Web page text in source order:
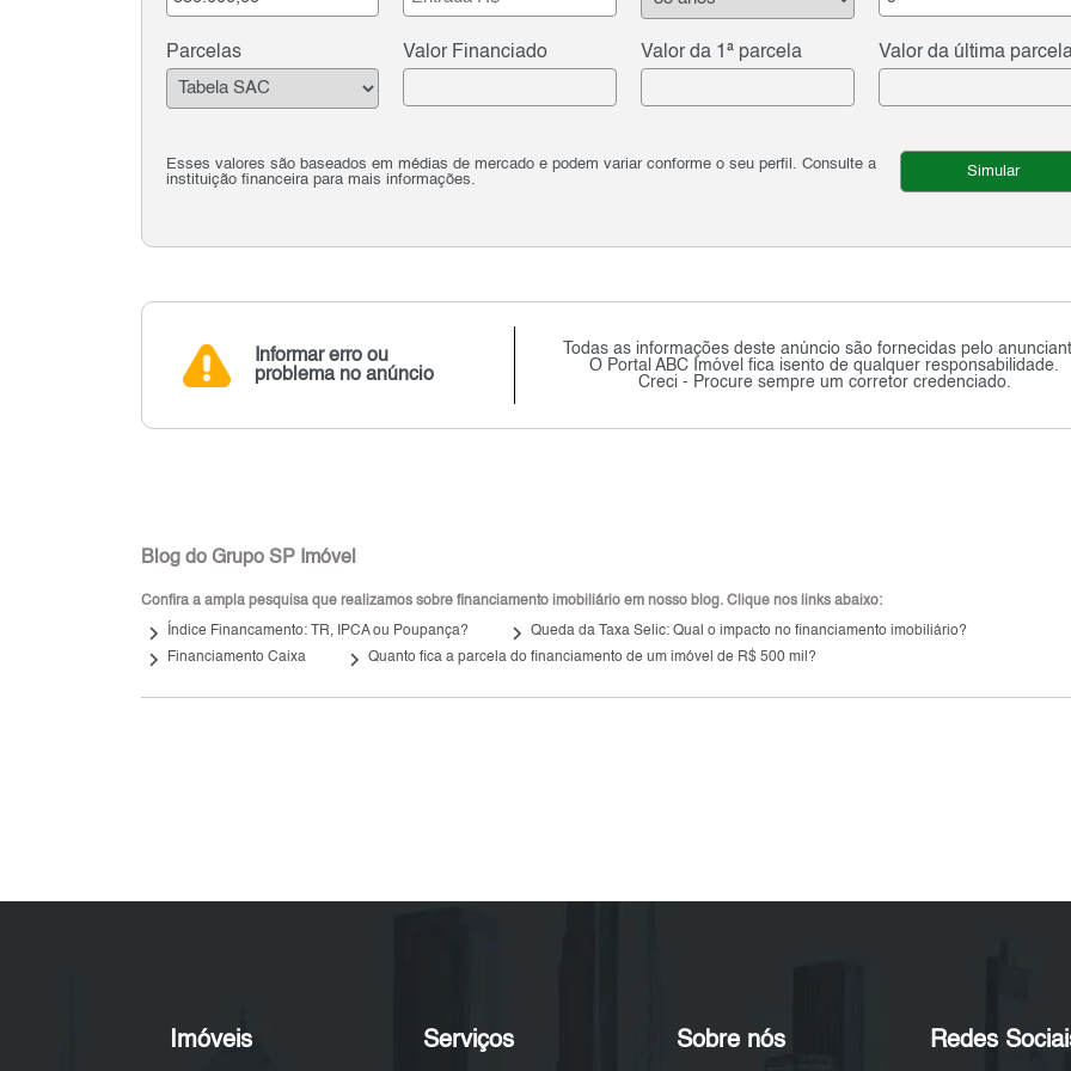
Parcelas Valor Financiado Valor da 1ª parcela Valor da última
Esses valores são baseados em médias de mercado e podem variar conforme o seu perfil. Consulte a
instituição financeira para mais informações.
Simular
Informar erro ou
problema no anúncio
Todas as informações deste anúncio são fornecidas pelo
O Portal ABC Imóvel fica isento de qualquer responsabilidade.
Creci - Procure sempre um corretor credenciado.
Blog do Grupo SP Imóvel
Confira a ampla pesquisa que realizamos sobre financiamento imobiliário em nosso blog. Clique nos links abaixo:
keyboard_arrow_right Índice Financamento: TR, IPCA ou Poupança? keyboard_arrow_right Queda da Taxa Selic: Qual o impacto no financiamento imobiliário?
keyboard_arrow_right Financiamento Caixa keyboard_arrow_right Quanto fica a parcela do financiamento de um imóvel de R$ 500 mil?
Imóveis Serviços Sobre nós Redes